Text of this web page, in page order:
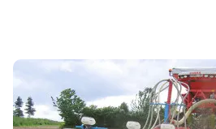
Maïs fourrage - Les
semis précoces